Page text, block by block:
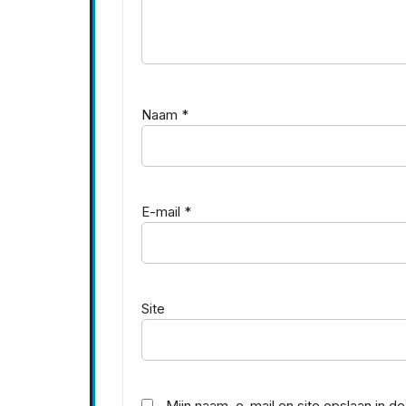
Naam *
E-mail *
Site